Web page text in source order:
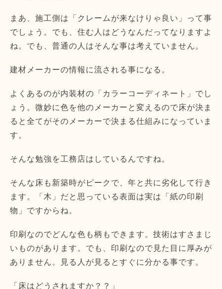
まあ、施工側は「クレームが来なけりゃ良い」って事
でしょう。でも、住む人はどうなんだってなりますよ
ね。でも、普通の人はそんな事は考えていません。
建材メーカーの情報に流される事になる。
よくあるのが内装材の「カラーコーディネート」でし
ょう。微妙に色を他のメーカーと変えるので床が決ま
ると全てがそのメーカーで決まる仕組みになっていま
す。
そんな勉強を工務店はしているんですね。
そんな床も新築時がピークで、年と共に劣化して行き
ます。「木」だと思っている表面は実は「紙の印刷
物」ですからね。
印刷なのでどんな色も柄もできます。技術はすさまじ
いものがあります。でも、印刷なので見た目に厚みが
ありません。見る人が見るとすぐに分かる事です。
「床はどうされますか？？」